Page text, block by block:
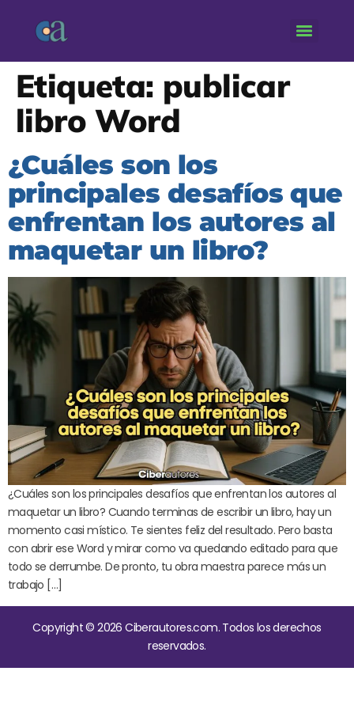
Etiqueta: publicar
libro Word
¿Cuáles son los
principales desafíos que
enfrentan los autores al
maquetar un libro?
¿Cuáles son los principales desafíos que enfrentan los autores al
maquetar un libro? Cuando terminas de escribir un libro, hay un
momento casi místico. Te sientes feliz del resultado. Pero basta
con abrir ese Word y mirar como va quedando editado para que
todo se derrumbe. De pronto, tu obra maestra parece más un
trabajo […]
Copyright © 2026 Ciberautores.com. Todos los derechos
reservados.